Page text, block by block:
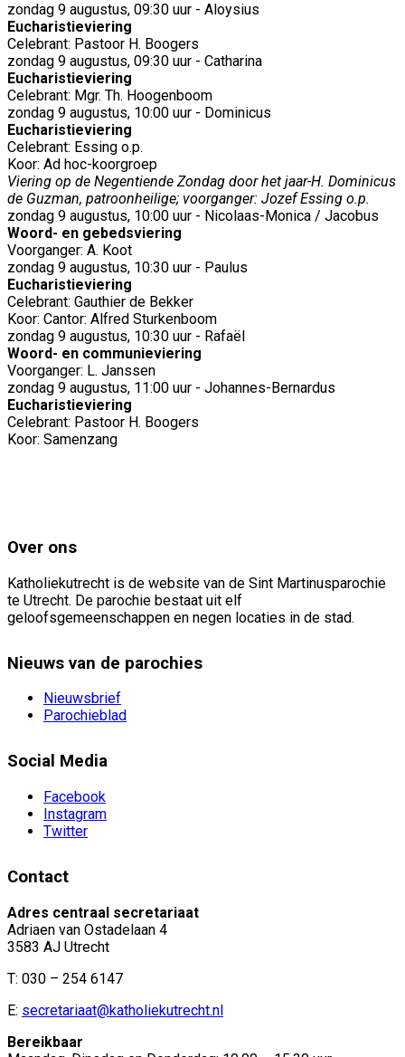
zondag 9 augustus, 09:30 uur - Aloysius
Eucharistieviering
Celebrant: Pastoor H. Boogers
zondag 9 augustus, 09:30 uur - Catharina
Eucharistieviering
Celebrant: Mgr. Th. Hoogenboom
zondag 9 augustus, 10:00 uur - Dominicus
Eucharistieviering
Celebrant: Essing o.p.
Koor: Ad hoc-koorgroep
Viering op de Negentiende Zondag door het jaar-H. Dominicus
de Guzman, patroonheilige; voorganger: Jozef Essing o.p.
zondag 9 augustus, 10:00 uur - Nicolaas-Monica / Jacobus
Woord- en gebedsviering
Voorganger: A. Koot
zondag 9 augustus, 10:30 uur - Paulus
Eucharistieviering
Celebrant: Gauthier de Bekker
Koor: Cantor: Alfred Sturkenboom
zondag 9 augustus, 10:30 uur - Rafaël
Woord- en communieviering
Voorganger: L. Janssen
zondag 9 augustus, 11:00 uur - Johannes-Bernardus
Eucharistieviering
Celebrant: Pastoor H. Boogers
Koor: Samenzang
Over ons
Katholiekutrecht is de website van de Sint Martinusparochie
te Utrecht. De parochie bestaat uit elf
geloofsgemeenschappen en negen locaties in de stad.
Nieuws van de parochies
Nieuwsbrief
Parochieblad
Social Media
Facebook
Instagram
Twitter
Contact
Adres centraal secretariaat
Adriaen van Ostadelaan 4
3583 AJ Utrecht
T: 030 – 254 6147
E: secretariaat@katholiekutrecht.nl
Bereikbaar